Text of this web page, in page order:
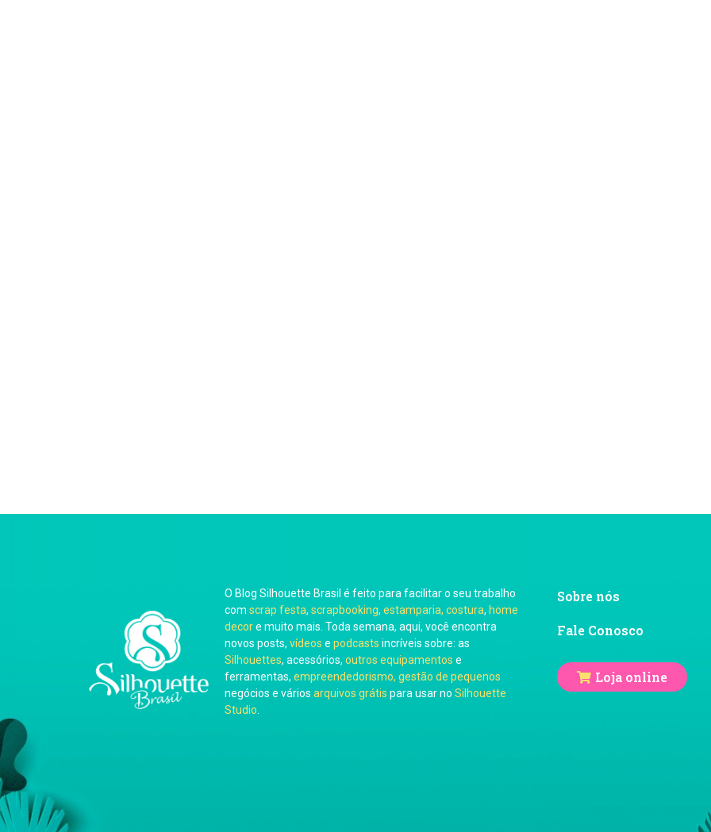
O Blog Silhouette Brasil é feito para facilitar o seu trabalho
com scrap festa, scrapbooking, estamparia, costura, home
decore muito mais. Toda semana, aqui, você encontra
novos posts, vídeos e podcasts incríveis sobre: as
Silhouettes, acessórios, outros equipamentos e
ferramentas, empreendedorismo, gestão de pequenos
negócios e vários arquivos grátis para usar no Silhouette
Studio
Sobre nós
Fale Conosco
Loja online